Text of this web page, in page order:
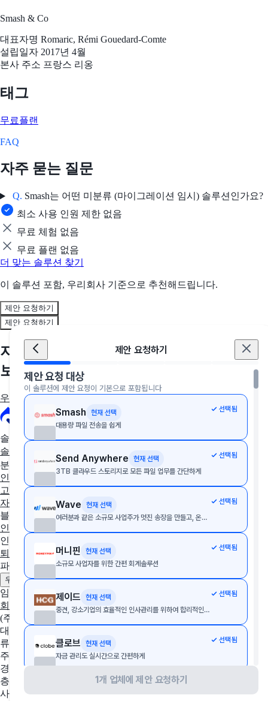
Smash & Co
대표자명 Romaric, Rémi Gouedard-Comte
설립일자 2017년 4월
본사 주소 프랑스 리옹
태그
무료플랜
FAQ
자주 묻는 질문
Q. Smash는 어떤 미분류 (마이그레이션 임시) 솔루션인가요?
최소 사용 인원 제한 없음
무료 체험 없음
무료 플랜 없음
더 맞는 솔루션 찾기
이 솔루션 포함, 우리회사 기준으로 추천해드립니다.
제안 요청하기
제안 요청하기
제안 요청 대상
이 솔루션에 제안 요청이 기본으로 포함됩니다
Smash
현재 선택
대용량 파일 전송을 쉽게
선택됨
Send Anywhere
현재 선택
3TB 클라우드 스토리지로 모든 파일 업무를 간단하게
선택됨
Wave
현재 선택
여러분과 같은 소규모 사업주가 멋진 송장을 만들고, 온라인 결제를 받고, 회계를 간편하게 처리할 수 있으며, 이 모든 작업이 한 곳에서 가능합니다.
선택됨
머니핀
현재 선택
소규모 사업자를 위한 간편 회계솔루션
선택됨
제이드
현재 선택
중견, 강소기업의 효율적인 인사관리를 위하여 합리적인 가격, 높은 유연성 및 최고의 성능이 탑재된 통합 e-HR 패키지 구축 및 구현 서비스를 제공합니다.
선택됨
클로브
현재 선택
자금 관리도 실시간으로 간편하게
선택됨
1개 업체에 제안 요청하기
제안 요청하기
지금, 우리 회사에 딱 맞는 솔루션을 만나
보세요
우리 회사에 딱 맞는 툴 추천받기
솔루션 추천
솔루션 추천받기
분야별 솔루션
인사·노무
협업툴·그룹웨어 세무·회계 문서관리 구독관리
영업·
고객관리 AI·자동화 데이터 분석 마케팅 이커머스 웹사이트
자인툴
개발운영 보안접속
교육관리
블로그
인사이트
인사노무 계산기
퇴직금 계산기 4대보험 계산기
파트너
우리 솔루션 등록하기 제휴 문의하기 광고 문의하기
임팩트플로우
회사 소개 팀 소개 채용중인 포지션
(주)임팩트플로우
대표자
류효권
주소
경기도 성남시 수정구 창업로 43, 판교글로벌비즈센터 업무동 4
층 2호
사업자 등록번호